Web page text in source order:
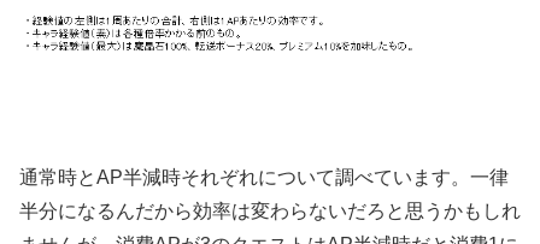
通常時とAP半減時それぞれについて調べています。一律
半分になるんだから効率は変わらないだろと思うかもしれ